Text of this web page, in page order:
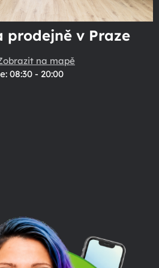
prodejně v Praze
na mapě
08:30 - 20:00